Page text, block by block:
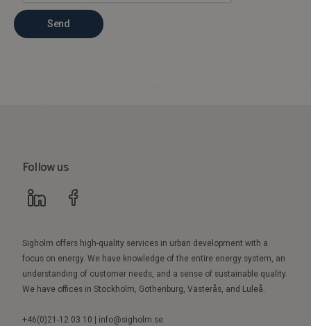
Send
Follow us
Sigholm offers high-quality services in urban development with a
focus on energy. We have knowledge of the entire energy system, an
understanding of customer needs, and a sense of sustainable quality.
We have offices in Stockholm, Gothenburg, Västerås, and Luleå.
+46(0)21-12 03 10 | info@sigholm.se